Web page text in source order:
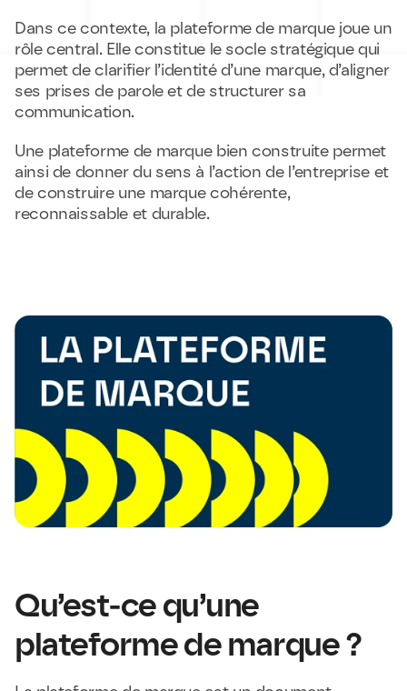
Dans ce contexte, la plateforme de marque joue un
rôle central. Elle constitue le socle stratégique qui
permet de clarifier l’identité d’une marque, d’aligner
ses prises de parole et de structurer sa
communication.
Une plateforme de marque bien construite permet
ainsi de donner du sens à l’action de l’entreprise et
de construire une marque cohérente,
reconnaissable et durable.
Qu’est-ce qu’une
plateforme de marque ?